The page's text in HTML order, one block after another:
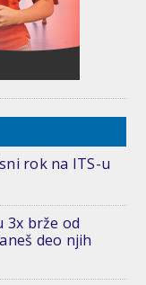
rok na ITS-u
3x brže od
deo njih